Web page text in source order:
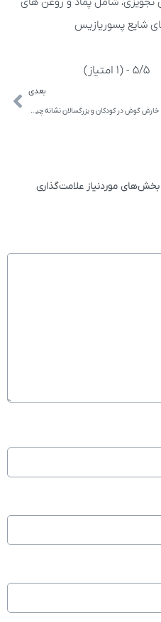
شایع پسوریازیس
5/5 - (1 امتیاز)
بعدی
خارش گوش در کودکان و بزرگسالان نشانه چیست
بخش‌های موردنیاز علامت‌گذاری